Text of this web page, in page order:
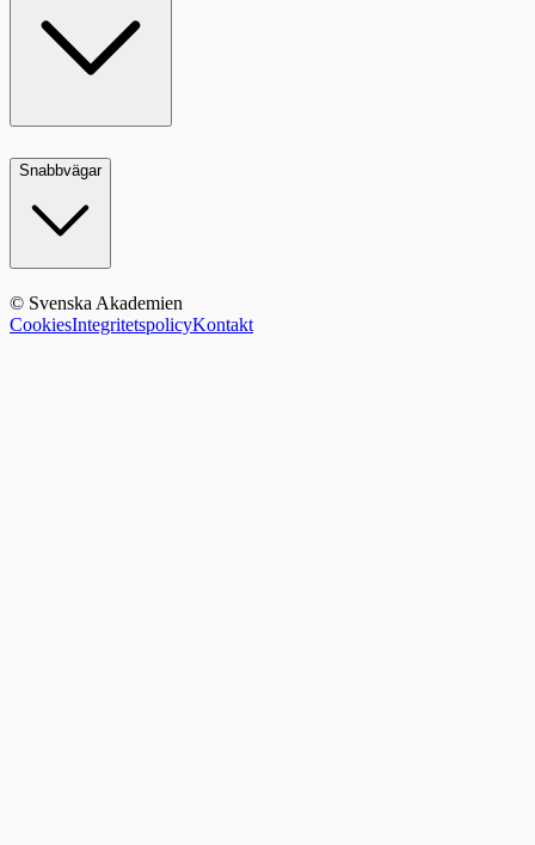
Snabbvägar
© Svenska Akademien
CookiesIntegritetspolicyKontakt